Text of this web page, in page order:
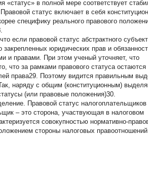
в полной мере соответствует
статус включает в себя
специфику реального правового
если правовой статус абстрактного
закрепленных юридических прав и
и правами. При этом ученый уточняет, что
что за рамками правового статуса
права29. Поэтому видится правильным
наряду с общим (конституционным)
(или правовые положения)30.
Правовой статус налогоплательщиков
– это сторона, участвующая в налоговом
совокупностью нормативно-
стороны налоговых